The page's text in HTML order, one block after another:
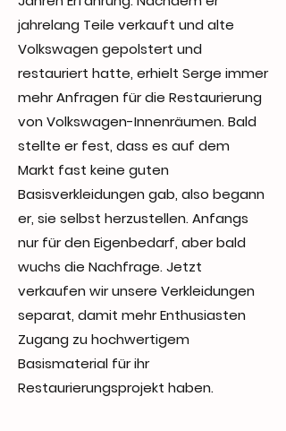
jahrelang Teile verkauft und alte
Volkswagen gepolstert und
restauriert hatte, erhielt Serge immer
mehr Anfragen für die Restaurierung
von Volkswagen-Innenräumen. Bald
stellte er fest, dass es auf dem
Markt fast keine guten
Basisverkleidungen gab, also begann
er, sie selbst herzustellen. Anfangs
nur für den Eigenbedarf, aber bald
wuchs die Nachfrage. Jetzt
verkaufen wir unsere Verkleidungen
separat, damit mehr Enthusiasten
Zugang zu hochwertigem
Basismaterial für ihr
Restaurierungsprojekt haben.